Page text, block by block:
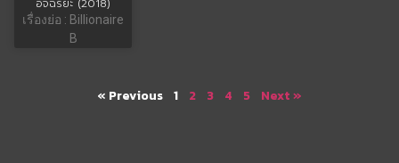
อัจฉริยะ (2018)
เรื่องย่อ : Billionaire
B
« Previous 1 2 3 4 5 Next »